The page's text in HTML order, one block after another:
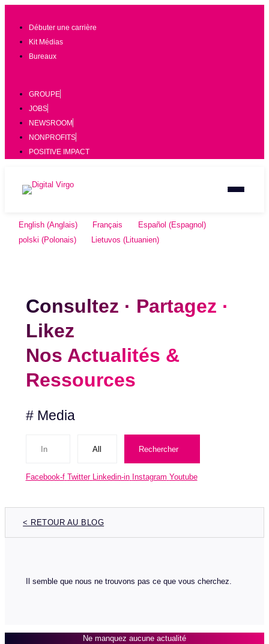
Débuter une carrière
Kit Médias
Bureaux
GROUPE
JOBS
NEWSROOM
NONPROFITS
POSITIVE IMPACT
English (Anglais) Français Español (Espagnol )
polski (Polonais) Lietuvos (Lituanien)
Consultez · Partagez ·
Likez
Nos Actualités &
Ressources
Consultez · Partagez ·
Likez
Nos Actualités &
Ressources
# Media
Rechercher
Facebook-f Twitter Linkedin-in Instagram Youtube
< RETOUR AU BLOG
Il semble que nous ne trouvons pas ce que vous cherchez.
Ne manquez aucune actualité